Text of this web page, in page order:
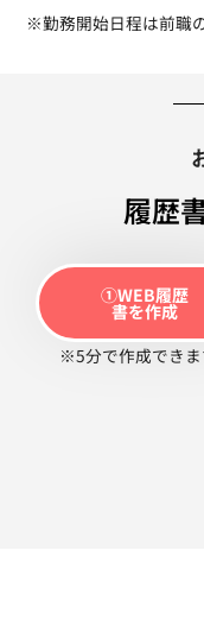
※勤務開始日程は前職
履歴
①WEB履歴
書を作成
※5分で作成できま